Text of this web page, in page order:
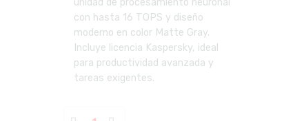
unidad de procesamiento neuronal
con hasta 16 TOPS y diseño
moderno en color Matte Gray.
Incluye licencia Kaspersky, ideal
para productividad avanzada y
tareas exigentes.